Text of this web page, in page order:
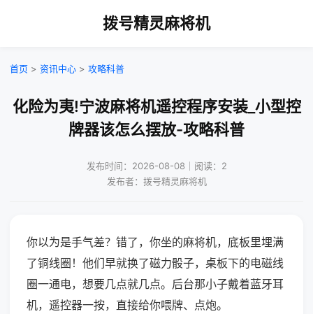
拨号精灵麻将机
首页 > 资讯中心 > 攻略科普
化险为夷!宁波麻将机遥控程序安装_小型控
牌器该怎么摆放-攻略科普
发布时间：2026-08-08｜阅读：2
发布者：拨号精灵麻将机
你以为是手气差？错了，你坐的麻将机，底板里埋满
了铜线圈！他们早就换了磁力骰子，桌板下的电磁线
圈一通电，想要几点就几点。后台那小子戴着蓝牙耳
机，遥控器一按，直接给你喂牌、点炮。